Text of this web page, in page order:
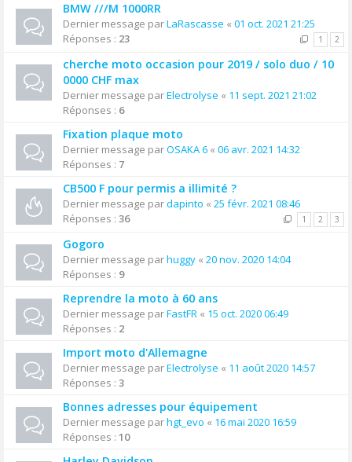
BMW ///M 1000RR
Dernier message parLaRascasse « 01 oct. 2021 21:25
Réponses : 23 1 2
cherche moto occasion pour 2019 / solo duo / 10
0000 CHF max
Dernier message parElectrolyse « 11 sept. 2021 21:02
Réponses : 6
Fixation plaque moto
Dernier message parOSAKA 6 « 06 avr. 2021 14:32
Réponses : 7
CB500 F pour permis a illimité ?
Dernier message pardapinto « 25 févr. 2021 08:46
Réponses : 36 1 2 3
Gogoro
Dernier message parhuggy « 20 nov. 2020 14:04
Réponses : 9
Reprendre la moto à 60 ans
Dernier message parFastFR « 15 oct. 2020 06:49
Réponses : 2
Import moto d'Allemagne
Dernier message parElectrolyse « 11 août 2020 14:57
Réponses : 3
Bonnes adresses pour équipement
Dernier message parhgt_evo « 16 mai 2020 16:59
Réponses : 10